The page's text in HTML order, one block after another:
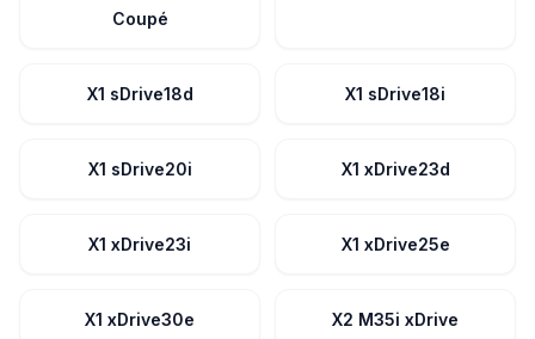
Coupé
X1 sDrive18d X1 sDrive18i
X1 sDrive20i X1 xDrive23d
X1 xDrive23i X1 xDrive25e
X1 xDrive30e X2 M35i xDrive